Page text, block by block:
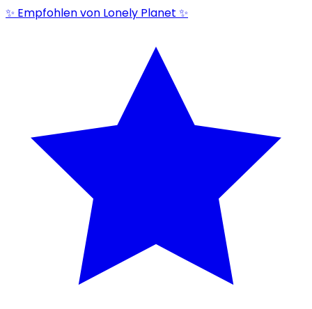
✨ Empfohlen von Lonely Planet ✨